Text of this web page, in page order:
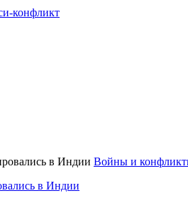
конфликт
Войны и
в Индии